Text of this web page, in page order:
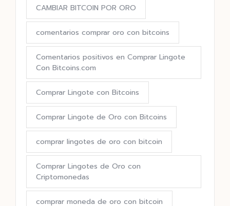
CAMBIAR BITCOIN POR ORO
comentarios comprar oro con bitcoins
Comentarios positivos en Comprar Lingote
Con Bitcoins.com
Comprar Lingote con Bitcoins
Comprar Lingote de Oro con Bitcoins
comprar lingotes de oro con bitcoin
Comprar Lingotes de Oro con
Criptomonedas
comprar moneda de oro con bitcoin